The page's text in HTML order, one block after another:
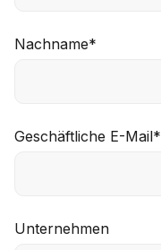
Nachname*
Geschäftliche E-Mail*
Unternehmen